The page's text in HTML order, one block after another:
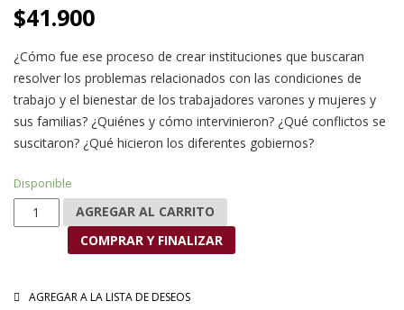
$41.900
¿Cómo fue ese proceso de crear instituciones que buscaran
resolver los problemas relacionados con las condiciones de
trabajo y el bienestar de los trabajadores varones y mujeres y
sus familias? ¿Quiénes y cómo intervinieron? ¿Qué conflictos se
suscitaron? ¿Qué hicieron los diferentes gobiernos?
Disponible
La sociedad del trabajo cantidad
AGREGAR AL CARRITO
COMPRAR Y FINALIZAR
AGREGAR A LA LISTA DE DESEOS